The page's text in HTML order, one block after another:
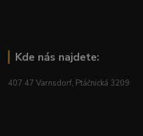
Kde nás najdete:
407 47 Varnsdorf, Ptáčnická 3209